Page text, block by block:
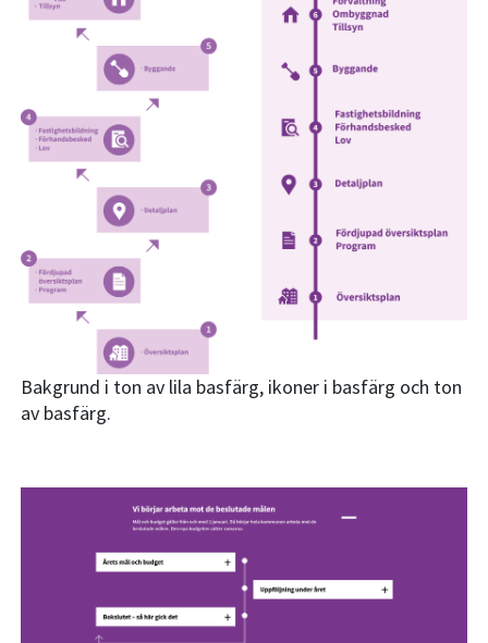
Bakgrund i ton av lila basfärg, ikoner i basfärg och ton
av basfärg.